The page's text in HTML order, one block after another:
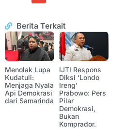
Berita Terkait
Menolak Lupa
Kudatuli:
Menjaga Nyala
Api Demokrasi
dari Samarinda
IJTI Respons
Diksi ‘Londo
Ireng’
Prabowo: Pers
Pilar
Demokrasi,
Bukan
Komprador.